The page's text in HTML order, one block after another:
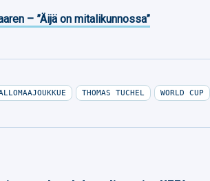
– ”Äijä on mitalikunnossa”
THOMAS TUCHEL WORLD CUP